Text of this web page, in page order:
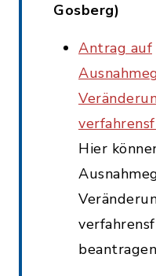
Gosberg)
Antrag auf
Hier